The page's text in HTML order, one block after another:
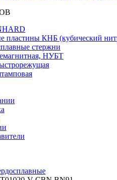
пластины КНБ (кубический
стержни
НУБТ